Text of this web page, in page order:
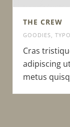
THE CREW
GOODIES,
Cras
adipiscing
metus